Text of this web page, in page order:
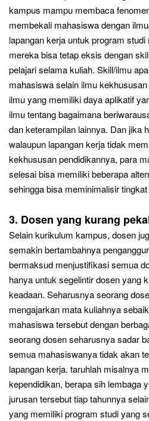
kampus mampu membaca
membekali mahasiswa dengan
lapangan kerja untuk program
mereka bisa tetap eksis dengan
pelajari selama kuliah. Skill/ilmu
mahasiswa selain ilmu
ilmu yang memiliki daya aplikatif
ilmu tentang bagaimana
dan keterampilan lainnya. Dan jika
walaupun lapangan kerja tidak
kekhususan pendidikannya, para
selesai bisa memiliki beberapa
sehingga bisa meminimalisir
3. Dosen yang kurang
Selain kurikulum kampus, dosen
semakin bertambahnya
bermaksud menjustifikasi semua
hanya untuk segelintir dosen yang
keadaan. Seharusnya seorang
mengajarkan mata kuliahnya
mahasiswa tersebut dengan
seorang dosen seharusnya sadar
semua mahasiswanya tidak akan
lapangan kerja. taruhlah misalnya
kependidikan, berapa sih lembaga
jurusan tersebut tiap tahunnya
yang memiliki program studi yang